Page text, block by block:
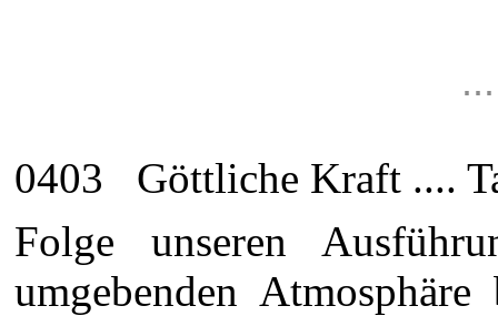
0403 Göttliche Kraft ....
Folge unseren
umgebenden